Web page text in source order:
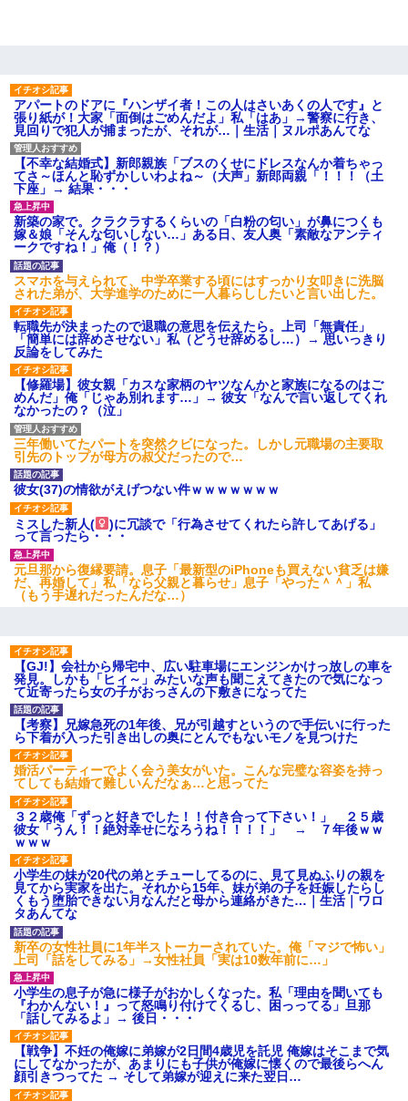
裁判官「お互いに最後に言いたいことはありますか」バカ夫
「…」A「夫を一発殴らせてほしい」裁判官「どうぞ」
32歳ワイ、34歳の可愛い女と付き合うも現実を知ってしまい無事
死亡・・・
【復讐】義兄嫁「生活費、足りない分を貸してほしい」私「貸す
わけないでしょｗｗｗｗ」→ 理由を話したら泣き出して・・私
（あまりにも希望通り）
さっき嫁から、「愛しています」ってメールが届いた。俺も「愛
してます」って送ったら
宅飲みで女友達の乳を見てしまった・・・
【衝撃】職場に入って来た綺麗な新人さんに職場を案内すること
に → 新人「ドンッ！」私「！？」→ 突然、突き飛ばされて左手
の甲を踏みつけられて…
【衝撃】ある工場に配属すると、女の人がみんな退職してしま
う。会社「仕事がハードだし田舎で娯楽も少ないからキツイの
か…」→ 実際は違った
【驚愕】私「今まで育てた分のお金返してね(冗談)」息子「はい、
3000万円」→数年後。私「妹が病気になったから援助して欲し
い」→
３２歳俺「ずっと好きでした！！付き合って下さい！」 ２５歳
彼女(美人女医)にネックレスをプレゼント。「こんな安物を渡すく
らいなら、渡さないほうがマシだからね」→ ６０万したと話した
ら・・・
夫に癌の余命宣告。その闘病中に長女から信じられない言葉を受
けた
彼女(37)の情欲がえげつない件ｗｗｗｗｗｗｗ
高1のとき男に襲われ、不妊の叔母に頼まれて出産。→叔母夫婦が
養子縁組してアメリカに子供を連れ帰った。→9・11で叔母夫婦が
亡くなってしまい…
ワイ144kg彼女98kgデブカップル、1年間毎日行為しまくった結
果
【衝撃】ヤンキー女に「サせて」って言った結果
アパートのドアに『ハンザイ者！この人はさいあくの人です』と
張り紙が！大家「面倒はごめんだよ」私「はあ」→警察に行き、
見回りで犯人が捕まったが、それが…｜生活｜ヌルポあんてな
【不幸な結婚式】新郎親族「ブスのくせにドレスなんか着ちゃっ
てさ～ほんと恥ずかしいわよね～（大声」新郎両親「！！！（土
下座」→ 結果・・・
新築の家で。クラクラするくらいの「白粉の匂い」が鼻につくも
嫁＆娘「そんな匂いしない…」ある日、友人奥「素敵なアンティ
ークですね！」俺（！？）
スマホを与えられて、中学卒業する頃にはすっかり女叩きに洗脳
された弟が、大学進学のために一人暮らししたいと言い出した。
転職先が決まったので退職の意思を伝えたら。上司「無責任」
「簡単には辞めさせない」私（どうせ辞めるし…）→ 思いっきり
反論をしてみた
【修羅場】彼女親「カスな家柄のヤツなんかと家族になるのはご
めんだ」俺「じゃあ別れます…」→ 彼女「なんで言い返してくれ
なかったの？（泣」
三年働いてたパートを突然クビになった。しかし元職場の主要取
引先のトップが母方の叔父だったので…
彼女(37)の情欲がえげつない件ｗｗｗｗｗｗｗ
ミスした新人(
)に冗談で「行為させてくれたら許してあげる」
って言ったら・・・
元旦那から復縁要請。息子「最新型のiPhoneも買えない貧乏は嫌
だ、再婚して」私「なら父親と暮らせ」息子「やった＾＾」私
（もう手遅れだったんだな…）
【GJ!】会社から帰宅中、広い駐車場にエンジンかけっ放しの車を
発見。しかも「ヒィ～」みたいな声も聞こえてきたので気になっ
て近寄ったら女の子がおっさんの下敷きになってた
【考察】兄嫁急死の1年後、兄が引越すというので手伝いに行った
ら下着が入った引き出しの奥にとんでもないモノを見つけた
婚活パーティーでよく会う美女がいた。こんな完璧な容姿を持っ
てしても結婚て難しいんだなぁ…と思ってた
３２歳俺「ずっと好きでした！！付き合って下さい！」 ２５歳
彼女「うん！！絶対幸せになろうね！！！！」 → ７年後ｗｗ
ｗｗｗ
小学生の妹が20代の弟とチューしてるのに、見て見ぬふりの親を
見てから実家を出た。それから15年、妹が弟の子を妊娠したらし
くもう堕胎できない月なんだと母から連絡がきた…｜生活｜ワロ
タあんてな
新卒の女性社員に1年半ストーカーされていた。俺「マジで怖い」
上司「話をしてみる」→女性社員「実は10数年前に…」
小学生の息子が急に様子がおかしくなった。私「理由を聞いても
『わかんない！』って怒鳴り付けてくるし、困っってる」旦那
「話してみるよ」→ 後日・・・
【戦争】不妊の俺嫁に弟嫁が2日間4歳児を託児 俺嫁はそこまで気
にしてなかったが、あまりにも子供が俺嫁に懐くので最後らへん
顔引きつってた → そして弟嫁が迎えに来た翌日…